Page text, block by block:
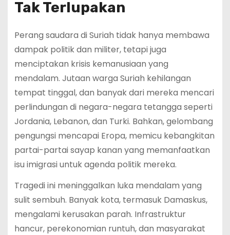
Tak Terlupakan
Perang saudara di Suriah tidak hanya membawa
dampak politik dan militer, tetapi juga
menciptakan krisis kemanusiaan yang
mendalam. Jutaan warga Suriah kehilangan
tempat tinggal, dan banyak dari mereka mencari
perlindungan di negara-negara tetangga seperti
Jordania, Lebanon, dan Turki. Bahkan, gelombang
pengungsi mencapai Eropa, memicu kebangkitan
partai-partai sayap kanan yang memanfaatkan
isu imigrasi untuk agenda politik mereka.
Tragedi ini meninggalkan luka mendalam yang
sulit sembuh. Banyak kota, termasuk Damaskus,
mengalami kerusakan parah. Infrastruktur
hancur, perekonomian runtuh, dan masyarakat